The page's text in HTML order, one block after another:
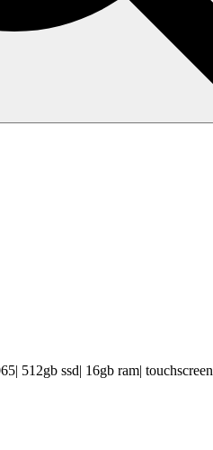
512gb ssd| 16gb ram| touchscreen